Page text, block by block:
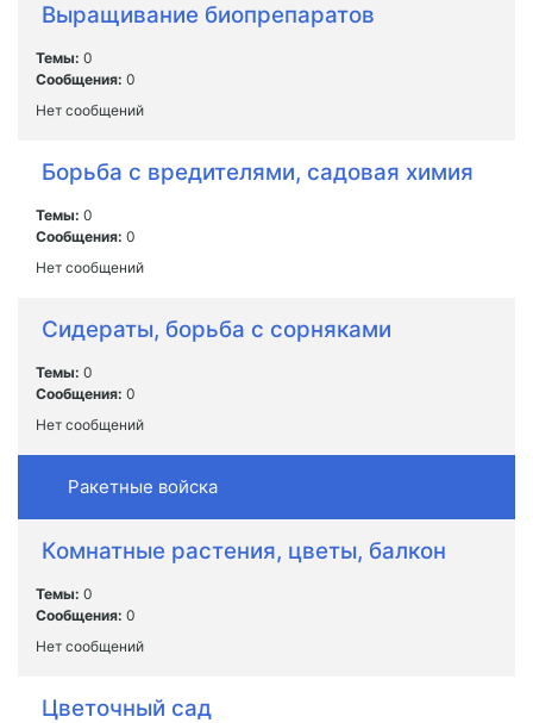
Выращивание биопрепаратов
Темы: 0
Сообщения: 0
Нет сообщений
Борьба с вредителями, садовая химия
Темы: 0
Сообщения: 0
Нет сообщений
Сидераты, борьба с сорняками
Темы: 0
Сообщения: 0
Нет сообщений
Ракетные войска
Комнатные растения, цветы, балкон
Темы: 0
Сообщения: 0
Нет сообщений
Цветочный сад